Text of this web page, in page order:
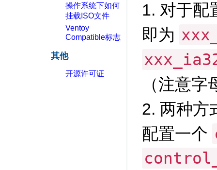
操作系统下如何
挂载ISO文件
Ventoy
Compatible标志
其他
开源许可证
1. 对于配
即为
（注意
2. 两种方
配置一个